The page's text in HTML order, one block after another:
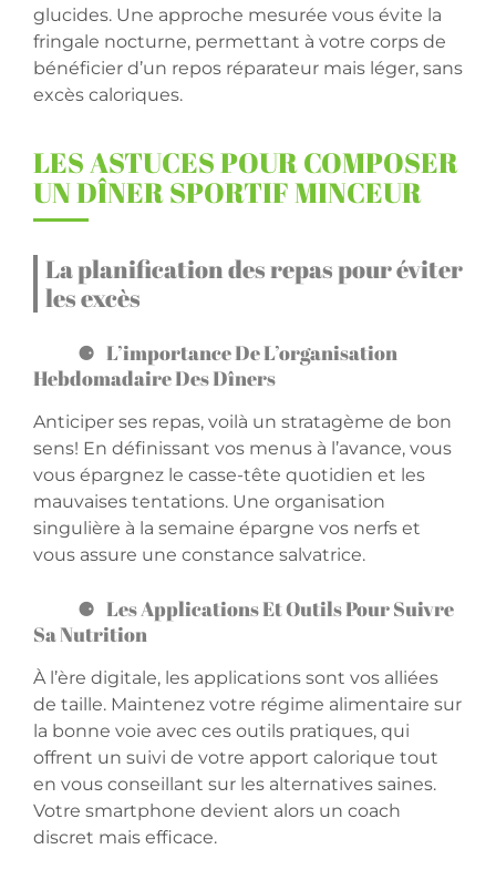
glucides. Une approche mesurée vous évite la
fringale nocturne, permettant à votre corps de
bénéficier d’un repos réparateur mais léger, sans
excès caloriques.
LES ASTUCES POUR COMPOSER
UN DÎNER SPORTIF MINCEUR
La planification des repas pour éviter
les excès
L’importance De L’organisation
Hebdomadaire Des Dîners
Anticiper ses repas, voilà un stratagème de bon
sens! En définissant vos menus à l’avance, vous
vous épargnez le casse-tête quotidien et les
mauvaises tentations. Une organisation
singulière à la semaine épargne vos nerfs et
vous assure une constance salvatrice.
Les Applications Et Outils Pour Suivre
Sa Nutrition
À l’ère digitale, les applications sont vos alliées
de taille. Maintenez votre régime alimentaire sur
la bonne voie avec ces outils pratiques, qui
offrent un suivi de votre apport calorique tout
en vous conseillant sur les alternatives saines.
Votre smartphone devient alors un coach
discret mais efficace.